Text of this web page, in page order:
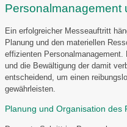
Personalmanagement
Ein erfolgreicher Messeauftritt
Planung und den materiellen
effizienten
und die Bewältigung der damit
entscheidend, um einen
gewährleisten.
Planung und Organisation des